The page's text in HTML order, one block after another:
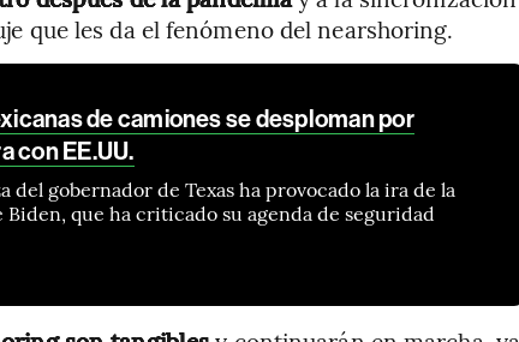
que les da el fenómeno del nearshoring.
de camiones se desploman por
con EE.UU.
del gobernador de Texas ha provocado la ira de la
que ha criticado su agenda de seguridad